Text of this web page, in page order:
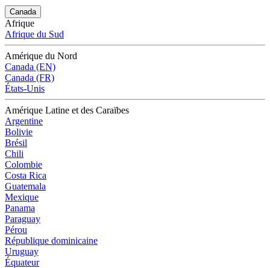
Canada
Afrique
Afrique du Sud
Amérique du Nord
Canada (EN)
Canada (FR)
États-Unis
Amérique Latine et des Caraïbes
Argentine
Bolivie
Brésil
Chili
Colombie
Costa Rica
Guatemala
Mexique
Panama
Paraguay
Pérou
République dominicaine
Uruguay
Équateur